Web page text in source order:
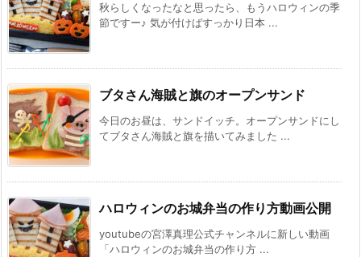
秋らしくなったなと思ったら、もうハロウィンの季
節ですー♪ 気が付けばすっかり日本 ...
ブタさん海賊と旗のオープンサンド
今日のお昼は、サンドイッチ。オープンサンドにし
てブタさん海賊と旗を描いてみました ...
ハロウィンのお城弁当の作り方動画公開
youtubeの宮澤真理公式チャンネルに新しい動画
「ハロウィンのお城弁当の作り方 ...